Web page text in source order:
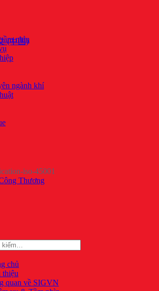
(中国)
nhìn
ngành khí
chủ
thiệu
quan về SIGVN